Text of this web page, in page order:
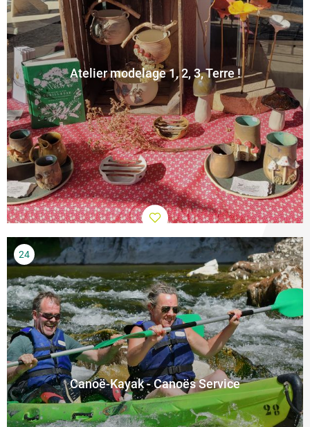
Atelier modelage 1, 2, 3, Terre !
Canoë-Kayak - Canoës Service